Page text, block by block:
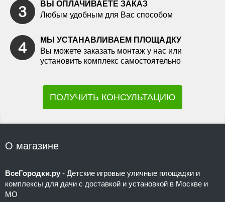
ВЫ ОПЛАЧИВАЕТЕ ЗАКАЗ
Любым удобным для Вас способом
МЫ УСТАНАВЛИВАЕМ ПЛОЩАДКУ
Вы можете заказать монтаж у нас или
установить комплекс самостоятельно
ПОЛУЧИТЬ КОНСУЛЬТАЦИЮ
О магазине
ВсеГородки.ру - Детские игровые уличные площадки и
комплексы для дачи с доставкой и установкой в Москве и
МО